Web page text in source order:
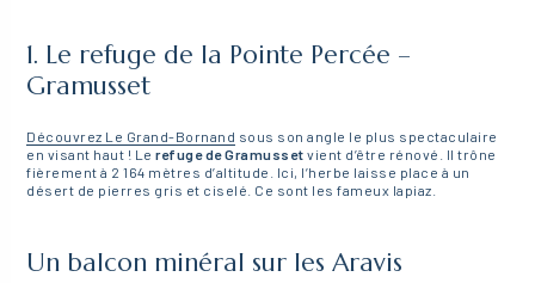
1. Le refuge de la Pointe Percée –
Gramusset
Découvrez Le Grand-Bornand sous son angle le plus spectaculaire
en visant haut ! Lerefuge de Gramusset vient d’être rénové. Il trône
fièrement à 2 164 mètres d’altitude. Ici, l’herbe laisse place à un
désert de pierres gris et ciselé. Ce sont les fameux lapiaz.
Un balcon minéral sur les Aravis